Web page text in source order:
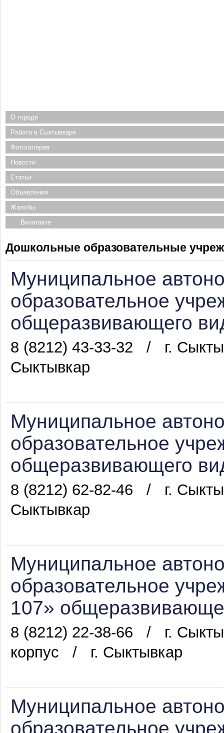
О городе
Работа в Сыктывкаре
Фотогалерея
Новости
Статьи
Объявления
Жалобы
Вконтакте
Дошкольные образовательные
Муниципальное
образовательное
общеразвивающего
8 (8212) 43-33-32 /
г.
Сыктывкар
Муниципальное
образовательное
общеразвивающего
8 (8212) 62-82-46 /
г.
Сыктывкар
Муниципальное
образовательное
107»
8 (8212) 22-38-66 /
г.
корпус
/ г. Сыктывкар
Муниципальное
образовательное